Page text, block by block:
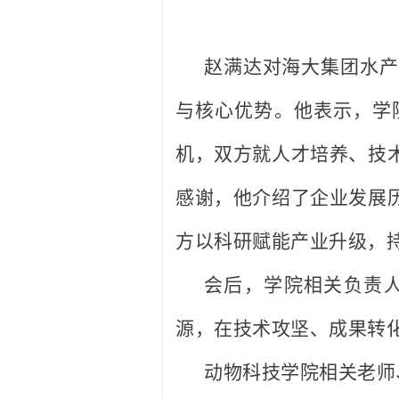
赵满达对海大集团水
与核心优势。他表示，
机，双方就人才培养、技
感谢，他介绍了企业发展
方以科研赋能产业升级，
会后，学院相关负责
源，在技术攻坚、成果转
动物科技学院相关老